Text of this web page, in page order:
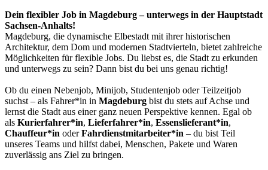
Dein flexibler Job in Magdeburg – unterwegs in der Hauptstadt
Sachsen-Anhalts!
Magdeburg, die dynamische Elbestadt mit ihrer historischen
Architektur, dem Dom und modernen Stadtvierteln, bietet zahlreiche
Möglichkeiten für flexible Jobs. Du liebst es, die Stadt zu erkunden
und unterwegs zu sein? Dann bist du bei uns genau richtig!
Ob du einen Nebenjob, Minijob, Studentenjob oder Teilzeitjob
suchst – als Fahrer*in in Magdeburg bist du stets auf Achse und
lernst die Stadt aus einer ganz neuen Perspektive kennen. Egal ob
als Kurierfahrer*in, Lieferfahrer*in, Essenslieferant*in,
Chauffeur*in oderFahrdienstmitarbeiter*in – du bist Teil
unseres Teams und hilfst dabei, Menschen, Pakete und Waren
zuverlässig ans Ziel zu bringen.